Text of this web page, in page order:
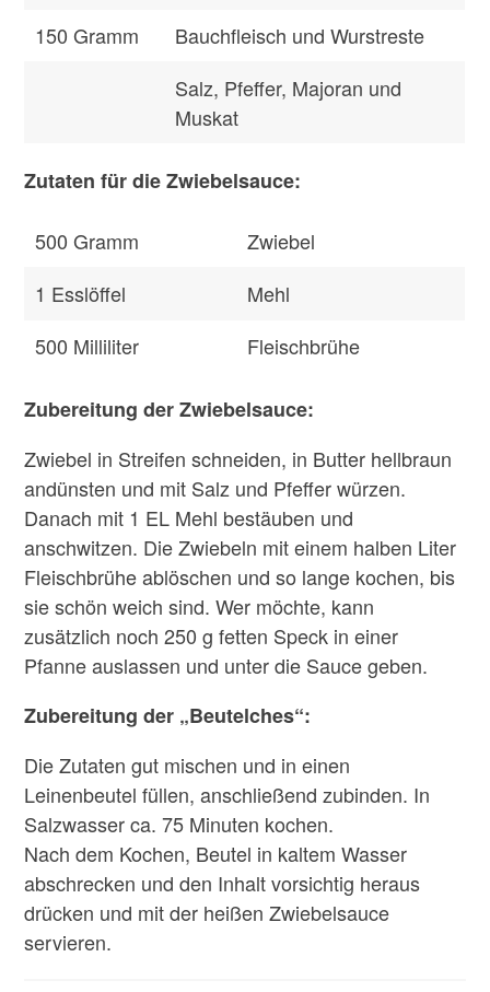
150Gramm
Bauchfleisch und Wurstreste
Salz, Pfeffer, Majoran und
Muskat
Zutaten für die Zwiebelsauce:
500Gramm
Zwiebel
1 Esslöffel
Mehl
500 Milliliter Fleischbrühe
Zubereitung der Zwiebelsauce:
Zwiebel in Streifen schneiden, in Butter hellbraun
andünsten und mit Salz und Pfeffer würzen.
Danach mit 1 EL Mehl bestäuben und
anschwitzen. Die Zwiebeln mit einem halben Liter
Fleischbrühe ablöschen und so lange kochen, bis
sie schön weich sind. Wer möchte, kann
zusätzlich noch 250 g fetten Speck in einer
Pfanne auslassen und unter die Sauce geben.
Zubereitung der „Beutelches“:
Die Zutaten gut mischen und in einen
Leinenbeutel füllen, anschließend zubinden. In
Salzwasser ca. 75 Minuten kochen.
Nach dem Kochen, Beutel in kaltem Wasser
abschrecken und den Inhalt vorsichtig heraus
drücken und mit der heißen Zwiebelsauce
servieren.